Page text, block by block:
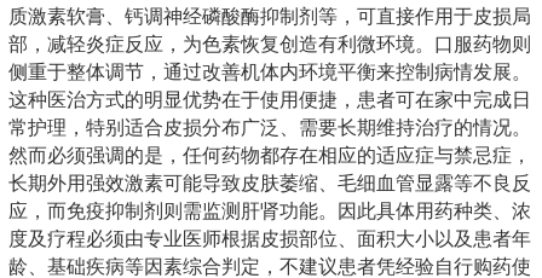
质激素软膏、钙调神经磷酸酶抑制剂等，可直接作用于皮损局
部，减轻炎症反应，为色素恢复创造有利微环境。口服药物则
侧重于整体调节，通过改善机体内环境平衡来控制病情发展。
这种医治方式的明显优势在于使用便捷，患者可在家中完成日
常护理，特别适合皮损分布广泛、需要长期维持治疗的情况。
然而必须强调的是，任何药物都存在相应的适应症与禁忌症，
长期外用强效激素可能导致皮肤萎缩、毛细血管显露等不良反
应，而免疫抑制剂则需监测肝肾功能。因此具体用药种类、浓
度及疗程必须由专业医师根据皮损部位、面积大小以及患者年
龄、基础疾病等因素综合判定，不建议患者凭经验自行购药使